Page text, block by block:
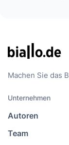
Machen Sie das
Unternehmen
Autoren
Team